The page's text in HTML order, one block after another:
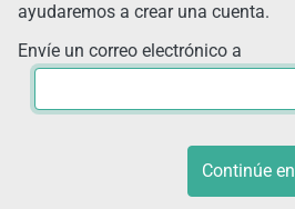
ayudaremos a crear una cuenta.
Envíe un correo electrónico a
Continúe en